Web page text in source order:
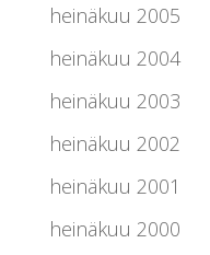
heinäkuu 2005
heinäkuu 2004
heinäkuu 2003
heinäkuu 2002
heinäkuu 2001
heinäkuu 2000